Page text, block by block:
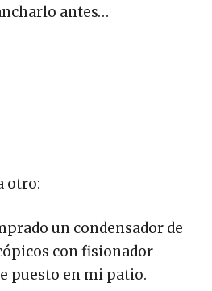
antes…
otro:
un condensador de
con fisionador
puesto en mi patio.